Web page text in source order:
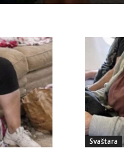
Svaštara